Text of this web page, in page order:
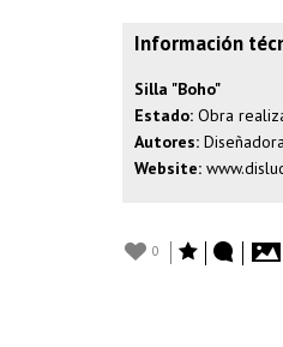
Información
Silla "Boho"
Estado: Obra
Autores:
Website:
0